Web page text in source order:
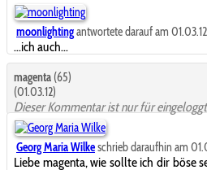
moonlightingantwortete darauf am
...ich auch...
magenta (65)
(01.03.12)
Dieser Kommentar ist nur für
Georg Maria Wilkeschrieb daraufhin am
Liebe magenta, wie sollte ich dir böse